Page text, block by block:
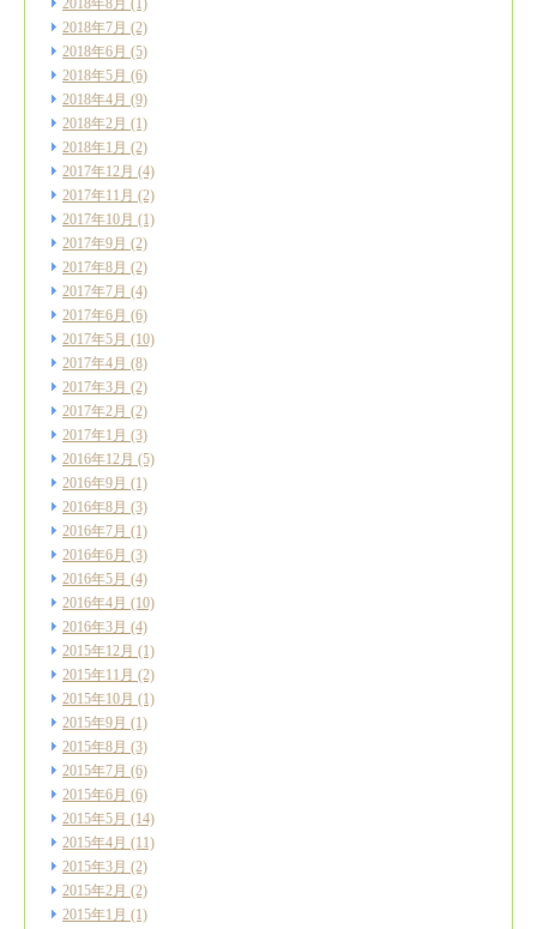
2018年8月 (1)
2018年7月 (2)
2018年6月 (5)
2018年5月 (6)
2018年4月 (9)
2018年2月 (1)
2018年1月 (2)
2017年12月 (4)
2017年11月 (2)
2017年10月 (1)
2017年9月 (2)
2017年8月 (2)
2017年7月 (4)
2017年6月 (6)
2017年5月 (10)
2017年4月 (8)
2017年3月 (2)
2017年2月 (2)
2017年1月 (3)
2016年12月 (5)
2016年9月 (1)
2016年8月 (3)
2016年7月 (1)
2016年6月 (3)
2016年5月 (4)
2016年4月 (10)
2016年3月 (4)
2015年12月 (1)
2015年11月 (2)
2015年10月 (1)
2015年9月 (1)
2015年8月 (3)
2015年7月 (6)
2015年6月 (6)
2015年5月 (14)
2015年4月 (11)
2015年3月 (2)
2015年2月 (2)
2015年1月 (1)